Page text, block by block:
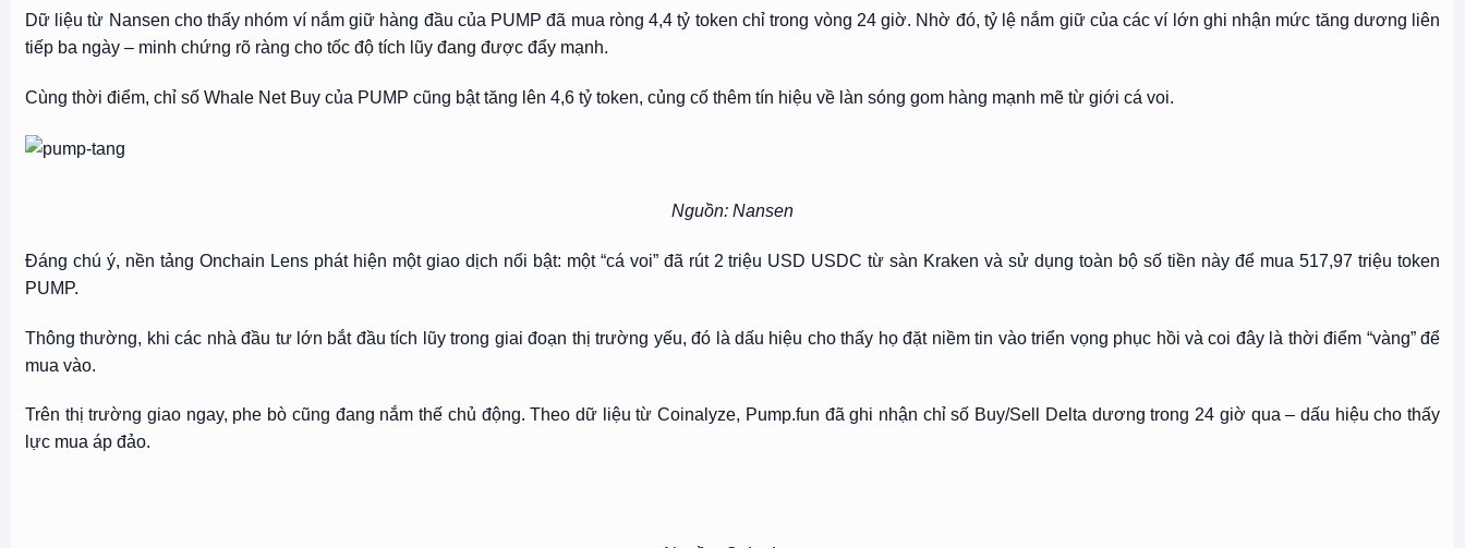
Dữ liệu từ Nansen cho thấy nhóm ví nắm giữ hàng đầu của PUMP đã mua ròng 4,4 tỷ token chỉ trong vòng 24 giờ. Nhờ đó, tỷ lệ nắm giữ của các ví lớn ghi nhận mức tăng dương liên
tiếp ba ngày – minh chứng rõ ràng cho tốc độ tích lũy đang được đẩy mạnh.
Cùng thời điểm, chỉ số Whale Net Buy của PUMP cũng bật tăng lên 4,6 tỷ token, củng cố thêm tín hiệu về làn sóng gom hàng mạnh mẽ từ giới cá voi.
Nguồn: Nansen
Đáng chú ý, nền tảng Onchain Lens phát hiện một giao dịch nổi bật: một “cá voi” đã rút 2 triệu USD USDC từ sàn Kraken và sử dụng toàn bộ số tiền này để mua 517,97 triệu token
PUMP.
Thông thường, khi các nhà đầu tư lớn bắt đầu tích lũy trong giai đoạn thị trường yếu, đó là dấu hiệu cho thấy họ đặt niềm tin vào triển vọng phục hồi và coi đây là thời điểm “vàng” để
mua vào.
Trên thị trường giao ngay, phe bò cũng đang nắm thế chủ động. Theo dữ liệu từ Coinalyze, Pump.fun đã ghi nhận chỉ số Buy/Sell Delta dương trong 24 giờ qua – dấu hiệu cho thấy
lực mua áp đảo.